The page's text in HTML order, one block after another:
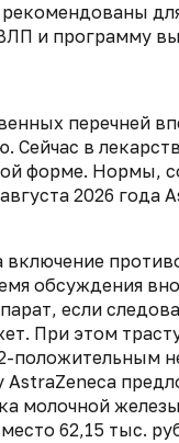
рекомендованы
и программу
перечней
в
форме. Нормы,
2026 года
включение
обсуждения
если
При этом
положительным
молочной
62,15 тыс.